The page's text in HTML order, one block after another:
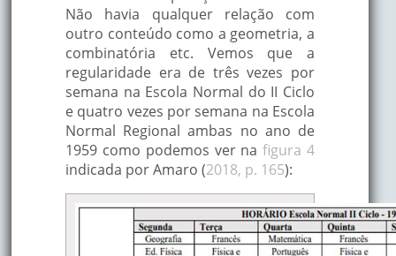
1961/1962
Educação Física,
Geografia Natural
e do Brasil,
Matemática,
Música e Canto
Orfeônico,
Português e
Trabalho Manual.
Não havia qualquer relação com
outro conteúdo como a geometria, a
combinatória etc. Vemos que a
regularidade era de três vezes por
semana na Escola Normal do II Ciclo
e quatro vezes por semana na Escola
Normal Regional ambas no ano de
1959 como podemos ver nafigura 4
indicada por Amaro (2018, p. 165):